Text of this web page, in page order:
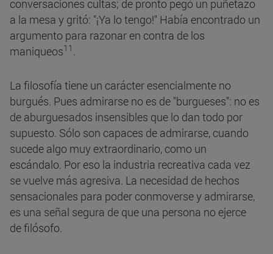
conversaciones cultas; de pronto pegó un puñetazo
a la mesa y gritó: "¡Ya lo tengo!" Había encontrado un
argumento para razonar en contra de los
maniqueos11 .
La filosofía tiene un carácter esencialmente no
burgués. Pues admirarse no es de "burgueses": no es
de aburguesados insensibles que lo dan todo por
supuesto. Sólo son capaces de admirarse, cuando
sucede algo muy extraordinario, como un
escándalo. Por eso la industria recreativa cada vez
se vuelve más agresiva. La necesidad de hechos
sensacionales para poder conmoverse y admirarse,
es una señal segura de que una persona no ejerce
de filósofo.